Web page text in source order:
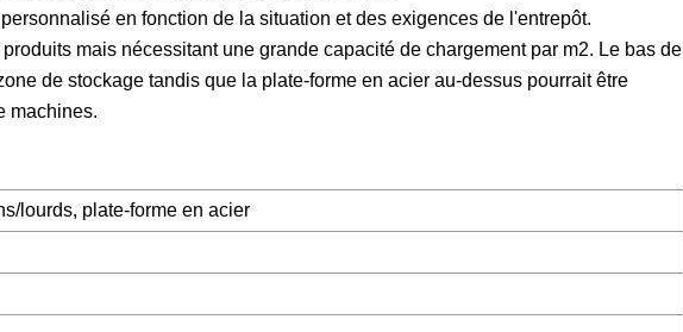
en fonction de la situation et des exigences de l'entrepôt.
mais nécessitant une grande capacité de chargement par m2. Le bas de
de stockage tandis que la plate-forme en acier au-dessus pourrait être
machines.
lourds, plate-forme en acier